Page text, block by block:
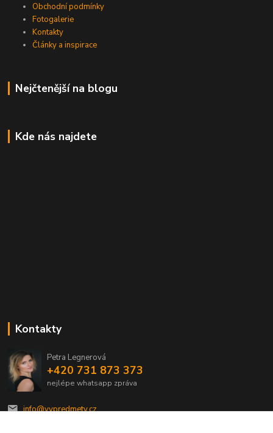
Obchodní podmínky
Fotogalerie
Kontakty
Články a inspirace
Nejčtenější na blogu
Kde nás najdete
Kontakty
Petra Legnerová
+420 731 873 373
nejlépe whatsapp zpráva
info@vvpredmety.cz